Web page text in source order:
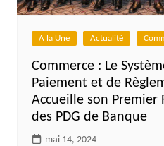
A la Une Actualité
Commerce : Le
Paiement et de
Accueille son Premier
des PDG de Banque
mai 14, 2024